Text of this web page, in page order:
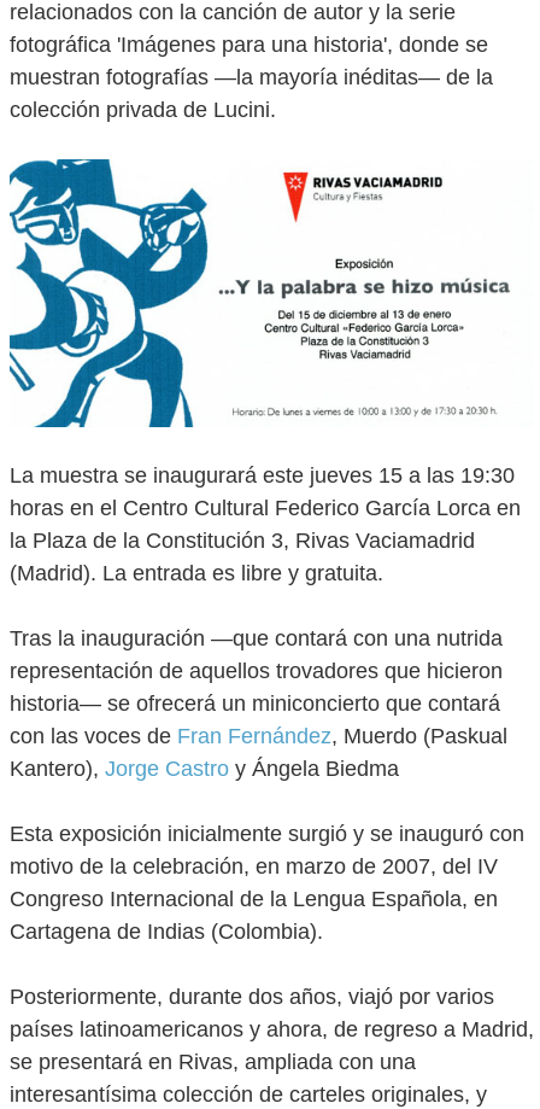
relacionados con la canción de autor y la serie
fotográfica 'Imágenes para una historia', donde se
muestran fotografías —la mayoría inéditas— de la
colección privada de Lucini.
La muestra se inaugurará este jueves 15 a las 19:30
horas en el Centro Cultural Federico García Lorca en
la Plaza de la Constitución 3, Rivas Vaciamadrid
(Madrid). La entrada es libre y gratuita.
Tras la inauguración —que contará con una nutrida
representación de aquellos trovadores que hicieron
historia— se ofrecerá un miniconcierto que contará
con las voces de Fran Fernández, Muerdo (Paskual
Kantero), Jorge Castro y Ángela Biedma
Esta exposición inicialmente surgió y se inauguró con
motivo de la celebración, en marzo de 2007, del IV
Congreso Internacional de la Lengua Española, en
Cartagena de Indias (Colombia).
Posteriormente, durante dos años, viajó por varios
países latinoamericanos y ahora, de regreso a Madrid,
se presentará en Rivas, ampliada con una
interesantísima colección de carteles originales, y